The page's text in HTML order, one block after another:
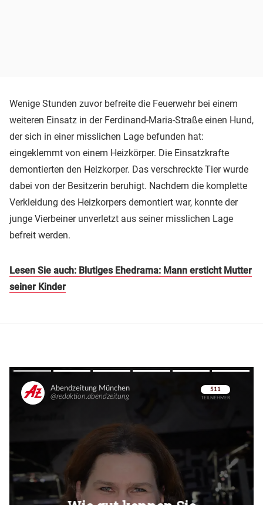
Wenige Stunden zuvor befreite die Feuerwehr bei einem
weiteren Einsatz in der Ferdinand-Maria-Straße einen Hund,
der sich in einer misslichen Lage befunden hat:
eingeklemmt von einem Heizkörper. Die Einsatzkrafte
demontierten den Heizkorper. Das verschreckte Tier wurde
dabei von der Besitzerin beruhigt. Nachdem die komplette
Verkleidung des Heizkorpers demontiert war, konnte der
junge Vierbeiner unverletzt aus seiner misslichen Lage
befreit werden.
Lesen Sie auch: Blutiges Ehedrama: Mann ersticht Mutter
seiner Kinder
Überspringen